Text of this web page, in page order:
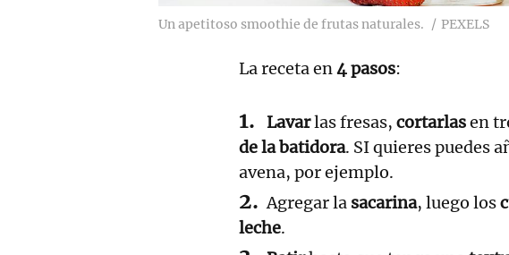
Un apetitoso smoothie de frutas naturales. PEXELS
La receta en4 pasos:
Lavarlas fresas, cortarlasen
de la batidora. SI quieres puedes
avena, por ejemplo.
Agregar la sacarina, luego los
leche.